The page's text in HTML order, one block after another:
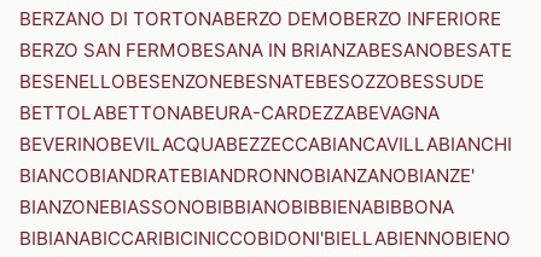
BERZANO DI TORTONABERZO DEMOBERZO INFERIORE
BERZO SAN FERMOBESANA IN BRIANZABESANOBESATE
BESENELLOBESENZONEBESNATEBESOZZOBESSUDE
BETTOLABETTONABEURA-CARDEZZABEVAGNA
BEVERINOBEVILACQUABEZZECCABIANCAVILLABIANCHI
BIANCOBIANDRATEBIANDRONNOBIANZANOBIANZE'
BIANZONEBIASSONOBIBBIANOBIBBIENABIBBONA
BIBIANABICCARIBICINICCOBIDONI'BIELLABIENNOBIENO